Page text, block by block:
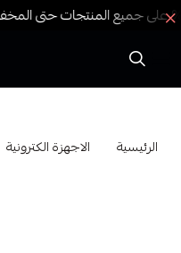
الرئيسية
الاجهزة الكترونية